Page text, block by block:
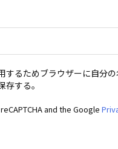
するためブラウザーに自分
する。
and the Google